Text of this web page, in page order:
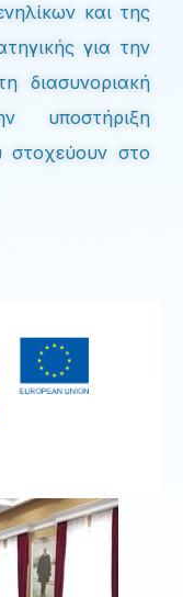
και της
για την
διασυνοριακή
υποστήριξη
στοχεύουν στο